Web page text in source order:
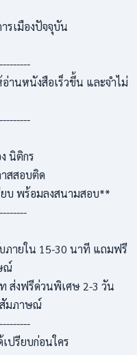
รเมืองปัจจุบัน
านหนังสือเร็วขึ้น และจำไม่
นิติกร
สสอบติด
บ พร้อมลงสนามสอบ**
ภายใน 15-30 นาที แถมฟรี
ณ์
ส่งฟรีด่วนพิเศษ 2-3 วัน
สัมภาษณ์
ปรียบก่อนใคร